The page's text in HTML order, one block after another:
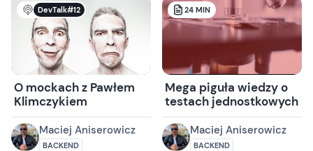
DevTalk#12
O mockach z Pawłem
Klimczykiem
Maciej Aniserowicz
BACKEND
24 MIN
Mega piguła wiedzy o
testach jednostkowych
Maciej Aniserowicz
BACKEND